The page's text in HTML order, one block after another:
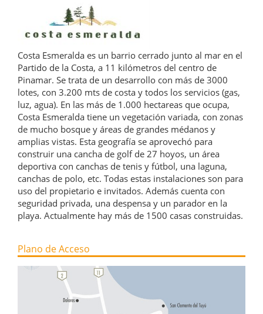
Costa Esmeralda es un barrio cerrado junto al mar en el
Partido de la Costa, a 11 kilómetros del centro de
Pinamar. Se trata de un desarrollo con más de 3000
lotes, con 3.200 mts de costa y todos los servicios (gas,
luz, agua). En las más de 1.000 hectareas que ocupa,
Costa Esmeralda tiene un vegetación variada, con zonas
de mucho bosque y áreas de grandes médanos y
amplias vistas. Esta geografía se aprovechó para
construir una cancha de golf de 27 hoyos, un área
deportiva con canchas de tenis y fútbol, una laguna,
canchas de polo, etc. Todas estas instalaciones son para
uso del propietario e invitados. Además cuenta con
seguridad privada, una despensa y un parador en la
playa. Actualmente hay más de 1500 casas construidas.
Plano de Acceso